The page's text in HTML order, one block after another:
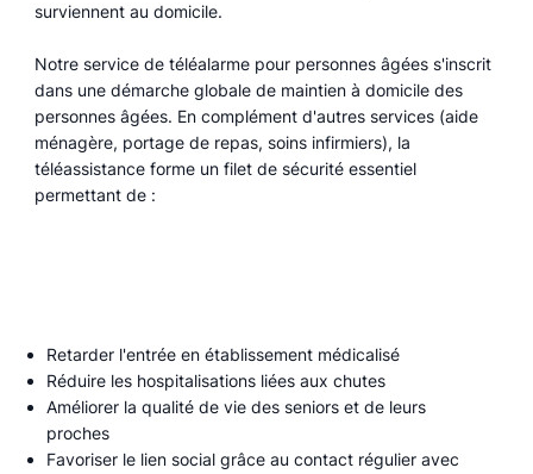
surviennent au domicile.
Notre service de téléalarme pour personnes âgées s'inscrit
dans une démarche globale de maintien à domicile des
personnes âgées. En complément d'autres services (aide
ménagère, portage de repas, soins infirmiers), la
téléassistance forme un filet de sécurité essentiel
permettant de :
Retarder l'entrée en établissement médicalisé
Réduire les hospitalisations liées aux chutes
Améliorer la qualité de vie des seniors et de leurs
proches
Favoriser le lien social grâce au contact régulier avec